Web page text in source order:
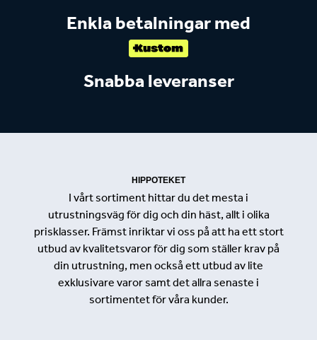
Enkla betalningar med
Snabba leveranser
HIPPOTEKET
I vårt sortiment hittar du det mesta i
utrustningsväg för dig och din häst, allt i olika
prisklasser. Främst inriktar vi oss på att ha ett stort
utbud av kvalitetsvaror för dig som ställer krav på
din utrustning, men också ett utbud av lite
exklusivare varor samt det allra senaste i
sortimentet för våra kunder.